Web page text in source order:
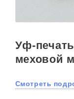
Уф-
меховой
Смотреть